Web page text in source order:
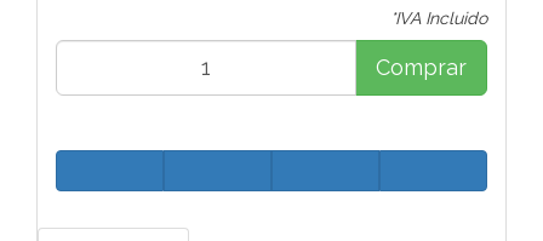
*IVA Incluido
Comprar